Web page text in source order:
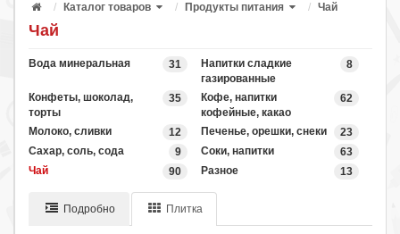
Каталог товаров Продукты питания Чай
Чай
31
Вода минеральная 8
Напитки сладкие
газированные
35
Конфеты, шоколад,
торты
62
Кофе, напитки
кофейные, какао
12
Молоко, сливки 23
Печенье, орешки, снеки
9
Сахар, соль, сода 63
Соки, напитки
90
Чай 13
Разное
Подробно Плитка